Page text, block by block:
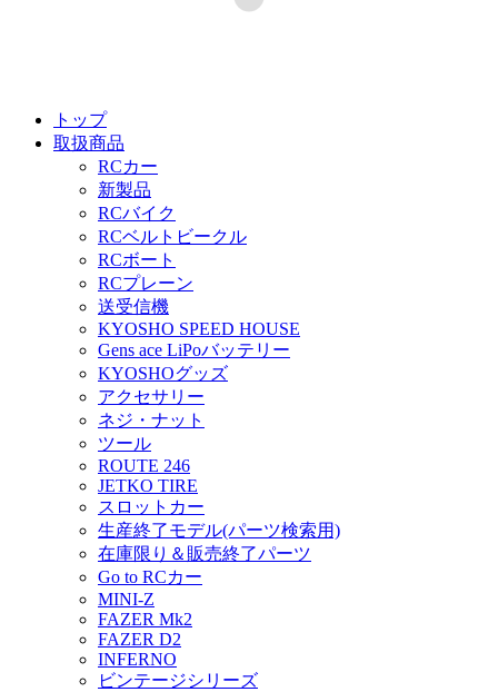
トップ
取扱商品
RCカー
新製品
RCバイク
RCベルトビークル
RCボート
RCプレーン
送受信機
KYOSHO SPEED HOUSE
Gens ace LiPoバッテリー
KYOSHOグッズ
アクセサリー
ネジ・ナット
ツール
ROUTE 246
JETKO TIRE
スロットカー
生産終了モデル(パーツ検索用)
在庫限り＆販売終了パーツ
Go to RCカー
MINI-Z
FAZER Mk2
FAZER D2
INFERNO
ビンテージシリーズ